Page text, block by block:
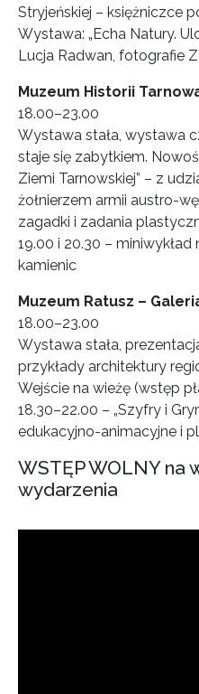
Stryjeńskiej – księżniczce
Wystawa: „Echa Natury.
Lucja Radwan, fotografie
Muzeum Historii
18.00–23.00
Wystawa stała, wystawa
staje się zabytkiem.
Ziemi Tarnowskiej” – z
żołnierzem armii austro-
zagadki i zadania
19.00 i 20.30 –
kamienic
Muzeum Ratusz –
18.00–23.00
Wystawa stała,
przykłady architektury
Wejście na wieżę (wstęp
18.30–22.00 – „Szyfry i
edukacyjno-animacyjne i
WSTĘP WOLNY na
wydarzenia